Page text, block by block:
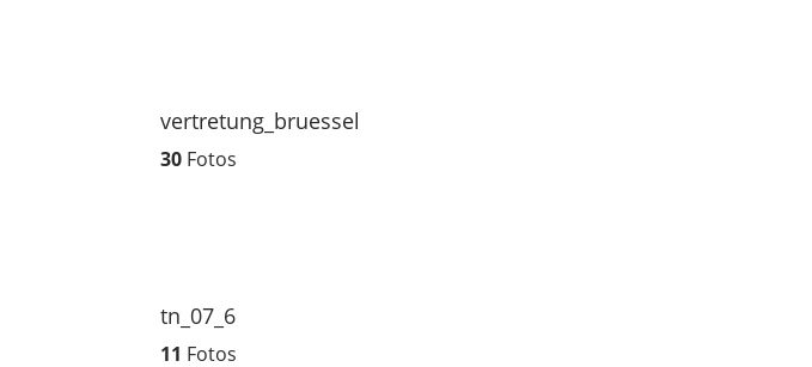
vertretung_bruessel
30 Fotos
tn_07_6
11 Fotos